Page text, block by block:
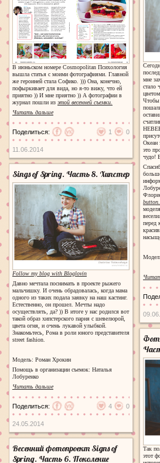
В июньском номере Cosmopolitan Психология
вышла статья с моими фотографиями. Главной
же героиней стала Софико. ))) Она, конечно,
пофыркивает для вида, но я-то вижу, что ей
приятно )) И мне приятно )) А фотографии в
журнал пошли из этой весенней съемки.
Читать дальше
Поделиться: 1 0
11.06.2014
Sings of Spring. Часть 8. Хипстер
Follow my blog with Bloglovin
Давно мечтала поснимать в проекте рыжего
мальчишку. И очень обрадовалась, когда мама
одного из таких подала заявку на наш кастинг.
Естественно, он прошел. Мечты надо
осуществлять, да? )) В итоге у нас родился вот
такой образ хипстерского парня с шевелюрой,
цвета огня, и очень лукавой улыбкой.
Знакомьтесь, Рома в роли юного представителя
street fashion.
Модель: Роман Хрокин
Помощь в организации съемок: Наталья
Лобуренко
Читать дальше
Поделиться: 4 0
24.05.2014
Весенний фотопроект Signs of
Spring. Часть 6. Поколение
мне
стало
Чтобы
Океан
это
чудо!
перед
Так
этот